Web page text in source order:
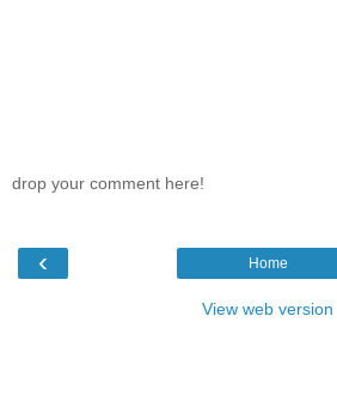
drop your comment here!
‹ Home
View web version